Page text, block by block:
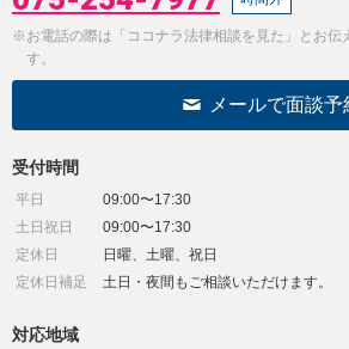
※お電話の際は「ココナラ法律相談を見た」とお伝
す。
メールで面談予
受付時間
平日
09:00〜17:30
土日祝日
09:00〜17:30
定休日
日曜、土曜、祝日
定休日補足
土日・夜間もご相談いただけます。
対応地域